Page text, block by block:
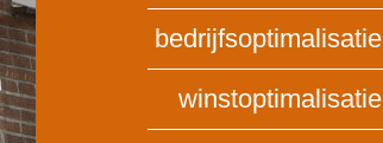
bedrijfsoptimalisatie
winstoptimalisatie